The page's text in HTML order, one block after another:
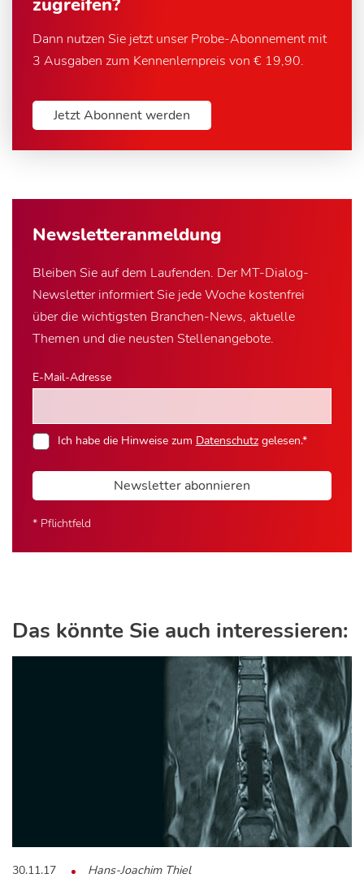
Newsletter­anmeldung
Bleiben Sie auf dem Laufenden. Der MT-Dialog-
Newsletter informiert Sie jede Woche kostenfrei
über die wichtigsten Branchen-News, aktuelle
Themen und die neusten Stellenangebote.
E-Mail-Adresse
Ich habe die Hinweise zum Datenschutzgelesen.*
Newsletter abonnieren
* Pflichtfeld
Dann nutzen Sie jetzt unser Probe-Abonnement mit
3 Ausgaben zum Kennenlernpreis von € 19,90.
Jetzt Abonnent werden
Das könnte Sie auch interessieren:
30.11.17 Hans-Joachim Thiel